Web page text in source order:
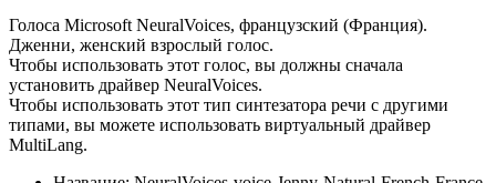
Голоса Microsoft NeuralVoices, французский (Франция).
Дженни, женский взрослый голос.
Чтобы использовать этот голос, вы должны сначала
установить драйвер NeuralVoices.
Чтобы использовать этот тип синтезатора речи с другими
типами, вы можете использовать виртуальный драйвер
MultiLang.